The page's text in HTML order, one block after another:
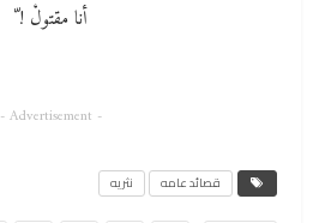
أنا مقتولْ ! ّ
- Advertisement -
قصائد عامه نثريه